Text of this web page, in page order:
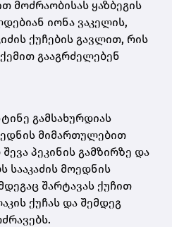
მოძრაობისას ყაზბეგის
იონა ვაკელის,
ქუჩების გავლით, რის
გააგრძელებენ
გამსახურდიას
მიმართულებით
პეკინის გამზირზე და
სააკაძის მოედნის
შარტავას ქუჩით
ქუჩას და შემდეგ